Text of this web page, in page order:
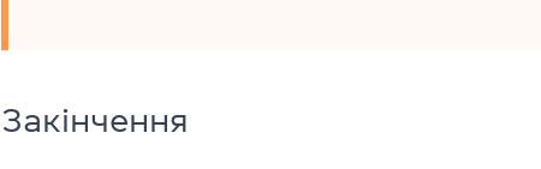
Закінчення